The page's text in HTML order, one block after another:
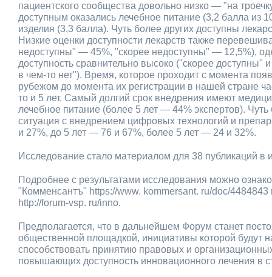
пациентского сообщества довольно низко — "на
доступным оказались лечебное питание (3,2 балла из
изделия (3,3 балла). Чуть более других доступны
Низкие оценки доступности лекарств также
недоступны" — 45%, "скорее недоступны" — 12,5%),
доступность сравнительно высоко ("скорее доступны"
в чем-то нет"). Время, которое проходит с момента
рубежом до момента их регистрации в нашей стране
то и 5 лет. Самый долгий срок внедрения имеют
лечебное питание (более 5 лет — 44% экспертов). Чуть
ситуация с внедрением цифровых технологий и
и 27%, до 5 лет — 76 и 67%, более 5 лет — 24 и 32%.
Исследование стало материалом для 38 публикаций в
Подробнее с результатами исследования можно
"Комменсантъ" https://www. kommersant. ru/doc/
http://forum-vsp. ru/inno.
Предполагается, что в дальнейшем Форум станет
общественной площадкой, инициативы которой будут
способствовать принятию правовых и
повышающих доступность инновационного лечения в